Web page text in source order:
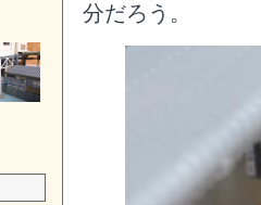
分だろう。